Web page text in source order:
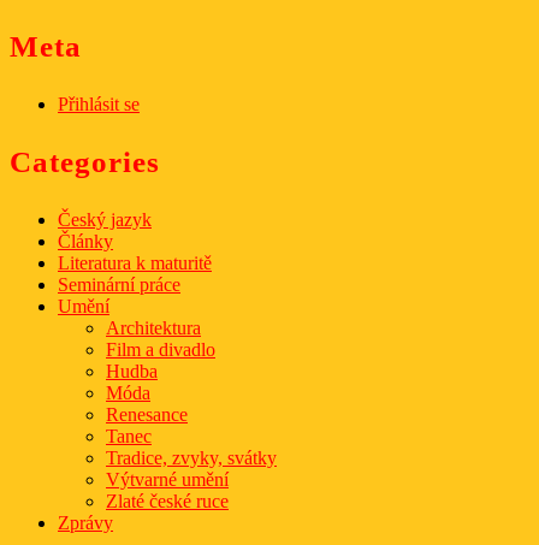
Meta
Přihlásit se
Categories
Český jazyk
Články
Literatura k maturitě
Seminární práce
Umění
Architektura
Film a divadlo
Hudba
Móda
Renesance
Tanec
Tradice, zvyky, svátky
Výtvarné umění
Zlaté české ruce
Zprávy